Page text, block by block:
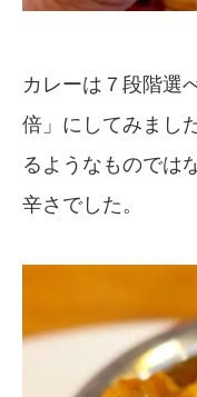
カレーは７段階選
倍」にしてみまし
るようなものでは
辛さでした。